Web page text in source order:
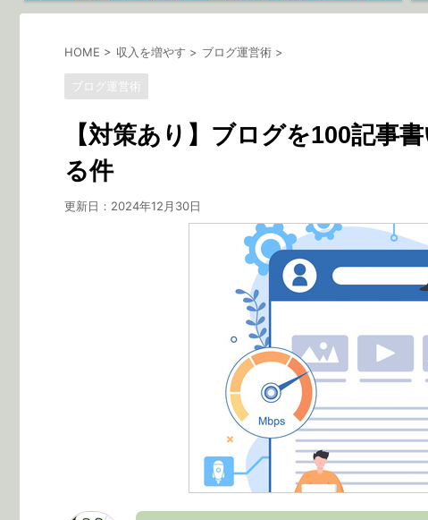
HOME > 収入を増やす > ブログ運営術 >
ブログ運営術
【対策あり】ブログを100記事
る件
更新日： 2024年12月30日